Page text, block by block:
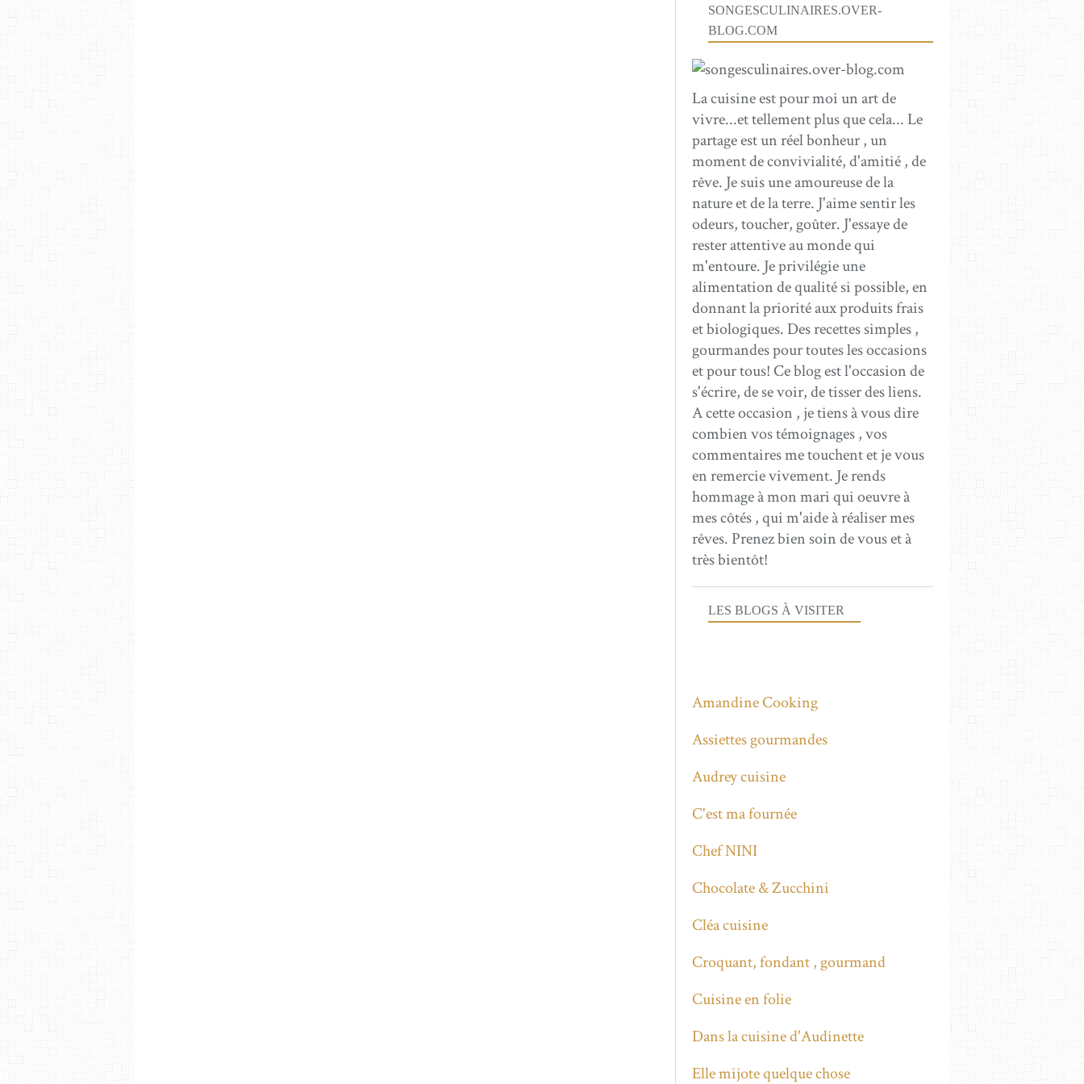
SONGESCULINAIRES.OVER-
BLOG.COM
La cuisine est pour moi un art de
vivre...et tellement plus que cela... Le
partage est un réel bonheur , un
moment de convivialité, d'amitié , de
rêve. Je suis une amoureuse de la
nature et de la terre. J'aime sentir les
odeurs, toucher, goûter. J'essaye de
rester attentive au monde qui
m'entoure. Je privilégie une
alimentation de qualité si possible, en
donnant la priorité aux produits frais
et biologiques. Des recettes simples ,
gourmandes pour toutes les occasions
et pour tous! Ce blog est l'occasion de
s'écrire, de se voir, de tisser des liens.
A cette occasion , je tiens à vous dire
combien vos témoignages , vos
commentaires me touchent et je vous
en remercie vivement. Je rends
hommage à mon mari qui oeuvre à
mes côtés , qui m'aide à réaliser mes
rêves. Prenez bien soin de vous et à
très bientôt!
LES BLOGS À VISITER
Amandine Cooking
Assiettes gourmandes
Audrey cuisine
C'est ma fournée
Chef NINI
Chocolate & Zucchini
Cléa cuisine
Croquant, fondant , gourmand
Cuisine en folie
Dans la cuisine d'Audinette
Elle mijote quelque chose